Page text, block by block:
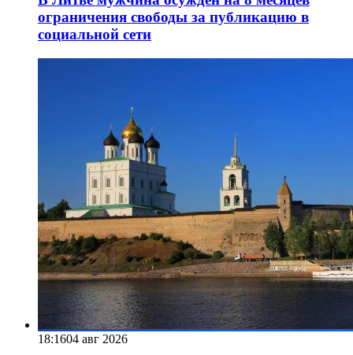
ограничения свободы за публикацию в
социальной сети
18:1604 авг 2026